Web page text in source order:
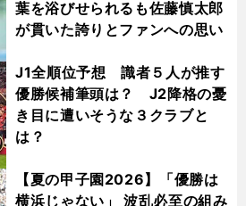
葉を浴びせられるも佐藤慎太郎
が貫いた誇りとファンへの思い
J1全順位予想 識者５人が推す
優勝候補筆頭は？ J2降格の憂
き目に遭いそうな３クラブと
は？
【夏の甲子園2026】「優勝は
横浜じゃない」 波乱必至の組み